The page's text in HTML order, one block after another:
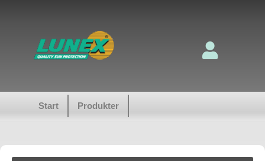
Start Produkter